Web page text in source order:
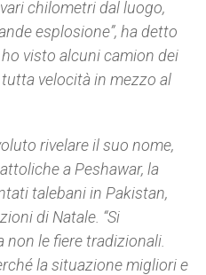
chilometri dal luogo,
esplosione”, ha detto
visto alcuni camion dei
velocità in mezzo al
rivelare il suo nome,
a Peshawar, la
talebani in Pakistan,
di Natale. “Si
non le fiere tradizionali.
la situazione migliori e